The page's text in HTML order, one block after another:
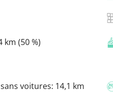
km (50 %)
voitures: 14,1 km